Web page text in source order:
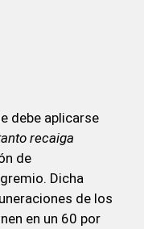
debe aplicarse
recaiga
de
Dicha
de los
en un 60 por